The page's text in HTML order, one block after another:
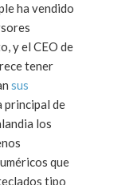
ha vendido
y el CEO de
tener
sus
que
tipo